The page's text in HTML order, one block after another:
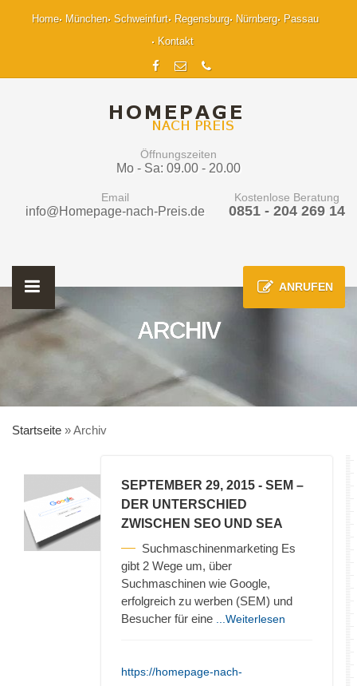
Home München Schweinfurt Regensburg Nürnberg
Passau
Kontakt
Öffnungszeiten
Mo - Sa: 09.00 - 20.00
Email
info@Homepage-nach-Preis.de
Kostenlose Beratung
0851 - 204 269 14
ANRUFEN
ARCHIV
Startseite »Archiv
SEPTEMBER 29, 2015 - SEM –
DER UNTERSCHIED
ZWISCHEN SEO UND SEA
Suchmaschinenmarketing Es
gibt 2 Wege um, über
Suchmaschinen wie Google,
erfolgreich zu werben (SEM) und
Besucher für eine
...Weiterlesen
https://homepage-nach-